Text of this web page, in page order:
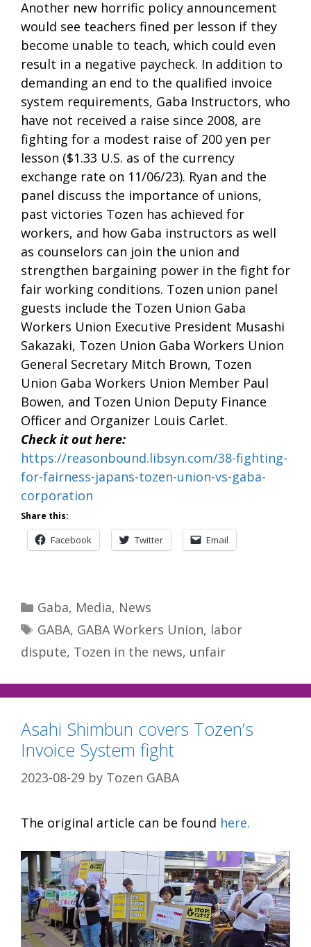
Another new horrific policy announcement
would see teachers fined per lesson if they
become unable to teach, which could even
result in a negative paycheck. In addition to
demanding an end to the qualified invoice
system requirements, Gaba Instructors, who
have not received a raise since 2008, are
fighting for a modest raise of 200 yen per
lesson ($1.33 U.S. as of the currency
exchange rate on 11/06/23). Ryan and the
panel discuss the importance of unions,
past victories Tozen has achieved for
workers, and how Gaba instructors as well
as counselors can join the union and
strengthen bargaining power in the fight for
fair working conditions. Tozen union panel
guests include the Tozen Union Gaba
Workers Union Executive President Musashi
Sakazaki, Tozen Union Gaba Workers Union
General Secretary Mitch Brown, Tozen
Union Gaba Workers Union Member Paul
Bowen, and Tozen Union Deputy Finance
Officer and Organizer Louis Carlet.
Check it out here:
https://reasonbound.libsyn.com/38-fighting-
for-fairness-japans-tozen-union-vs-gaba-
corporation
Share this:
Facebook Twitter Email
Categories
Gaba, Media, News
Tags
GABA, GABA Workers Union, labor
dispute, Tozen in the news, unfair
Asahi Shimbun covers Tozen’s
Invoice System fight
2023-08-29 by Tozen GABA
The original article can be found here.